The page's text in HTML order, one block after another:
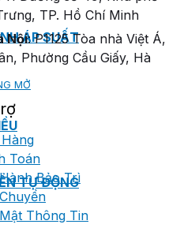
ÁP SUẤT
MỞ
TỰ ĐỘNG
TP. Hồ Chí Minh
Nội: P1125 Tòa nhà Việt Á,
Phường Cầu Giấy, Hà
Toán
Bảo Trì
Thông Tin